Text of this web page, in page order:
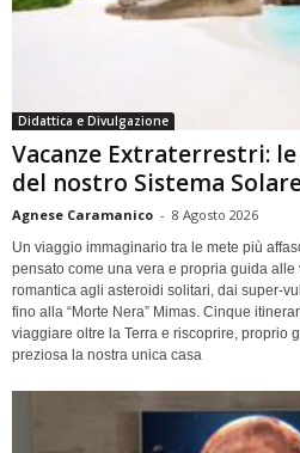
Didattica e Divulgazione
Vacanze Extraterrestri:
del nostro Sistema
Agnese Caramanico - 8 Agosto 2026
Un viaggio immaginario tra le mete più
pensato come una vera e propria guida
romantica agli asteroidi solitari, dai super-
fino alla “Morte Nera” Mimas. Cinque
viaggiare oltre la Terra e riscoprire, proprio
preziosa la nostra unica casa